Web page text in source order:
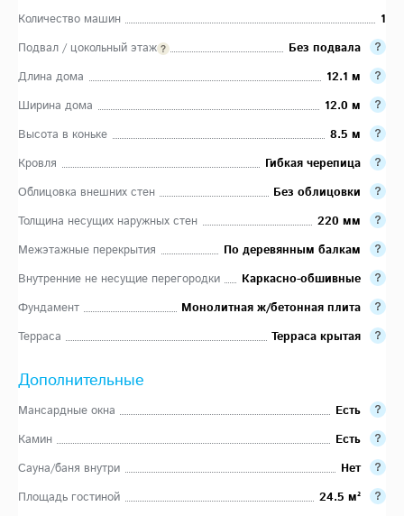
Количество машин
1
Подвал / цокольный этаж
Без подвала
Длина дома
12.1 м
Ширина дома
12.0 м
Высота в коньке
8.5 м
Кровля
Гибкая черепица
Облицовка внешних стен
Без облицовки
Толщина несущих наружных стен
220 мм
Межэтажные перекрытия
По деревянным балкам
Внутренние не несущие перегородки
Каркасно-обшивные
Фундамент
Монолитная ж/бетонная плита
Терраса
Терраса крытая
Дополнительные
Мансардные окна
Есть
Камин
Есть
Сауна/баня внутри
Нет
Площадь гостиной
24.5 м²